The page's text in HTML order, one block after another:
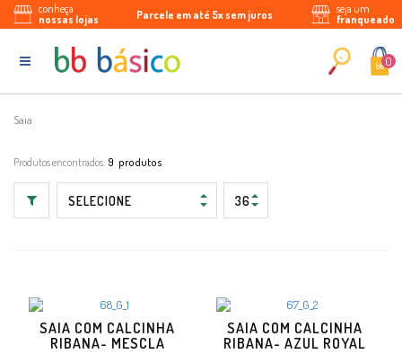
conheça
nossas lojas
10% de desconto na 1ª compra
Enviamos para todo Brasil
Parcele em até 5x sem juros
seja um
franqueado
0
Saia
Produtos encontrados: 9
SAIA COM CALCINHA
RIBANA- MESCLA
SAIA COM CALCINHA
RIBANA- AZUL ROYAL